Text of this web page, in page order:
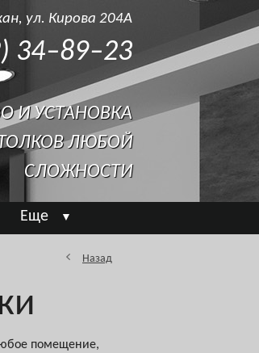
ул. Кирова 204А
34‒89‒23
И УСТАНОВКА
ЛЮБОЙ
СЛОЖНОСТИ
Еще ▼
Назад
помещение,